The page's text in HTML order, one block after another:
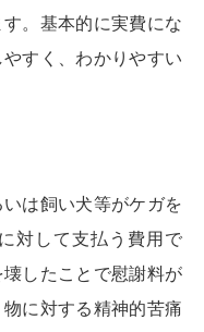
。基本的に実費にな
すく、わかりやすい
は飼い犬等がケガを
対して支払う費用で
したことで慰謝料が
に対する精神的苦痛